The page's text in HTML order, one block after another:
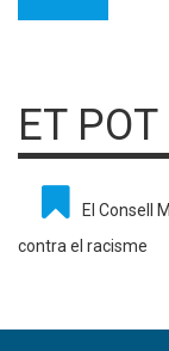
ET
El Consell
contra el racisme